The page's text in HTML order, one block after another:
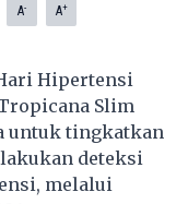
A- A+
Hipertensi
Slim
untuk tingkatkan
deteksi
melalui